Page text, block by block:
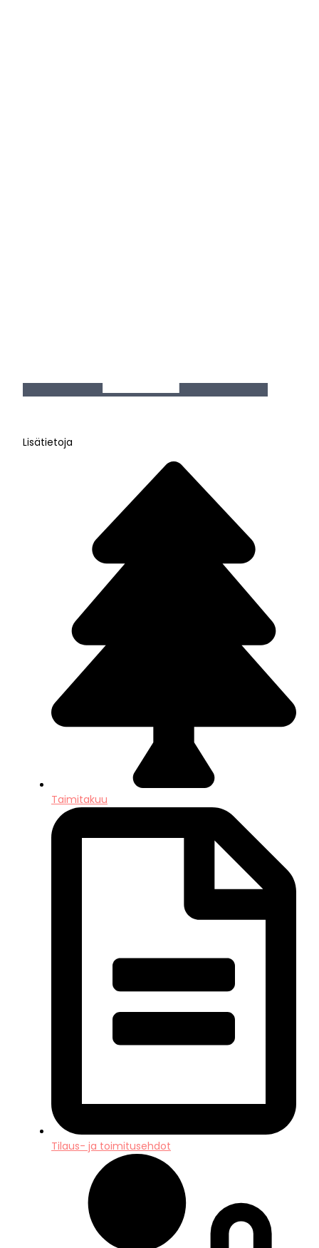
Lisätietoja
Taimitakuu
Tilaus- ja toimitusehdot